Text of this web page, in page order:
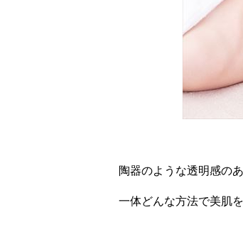
陶器のような透明感の
一体どんな方法で美肌